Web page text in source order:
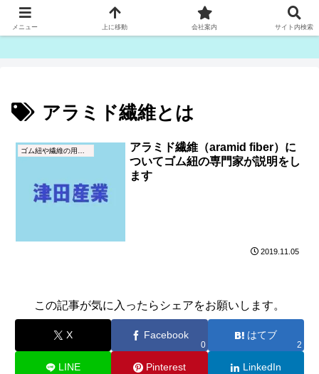
ゴム紐・平ゴム製造販売は津田産業直販部です
アラミド繊維とは
アラミド繊維（aramid fiber）に
ついてゴム紐の専門家が説明をし
ます
2019.11.05
この記事が気に入ったらシェアをお願いします。
X Facebook
0
はてブ
2
LINE Pinterest LinkedIn
メニュー 上に移動 会社案内 サイト内検索